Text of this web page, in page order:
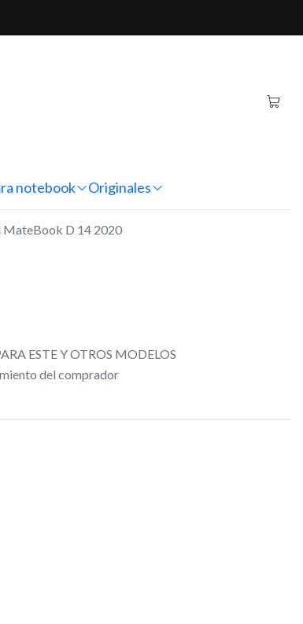
notebook Originales
D 14 2020
Notebook Huawei
MateBook D 14 2020
ESTE Y OTROS MODELOS
del comprador